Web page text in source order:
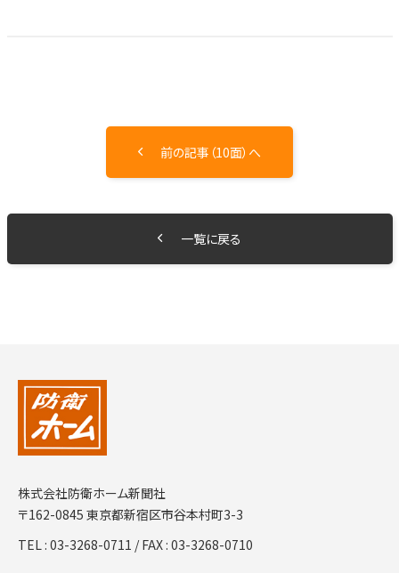
前の記事（10面）へ
一覧に戻る
株式会社防衛ホーム新聞社
〒162-0845 東京都新宿区市谷本村町3-3
TEL :03-3268-0711 / FAX : 03-3268-0710